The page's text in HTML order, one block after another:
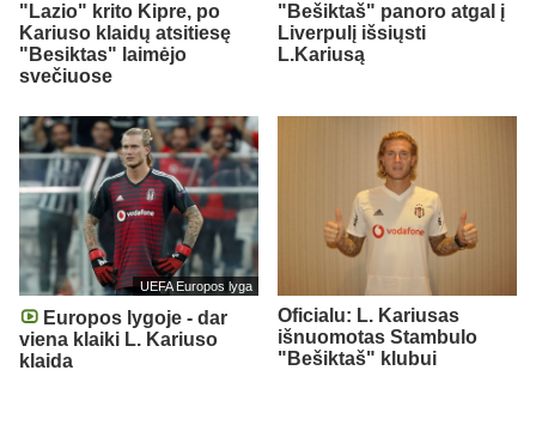
"Lazio" krito Kipre, po
Kariuso klaidų atsitiesę
"Besiktas" laimėjo
svečiuose
"Bešiktaš" panoro atgal į
Liverpulį išsiųsti
L.Kariusą
UEFA Europos lyga
Europos lygoje - dar
viena klaiki L. Kariuso
klaida
Oficialu: L. Kariusas
išnuomotas Stambulo
"Bešiktaš" klubui